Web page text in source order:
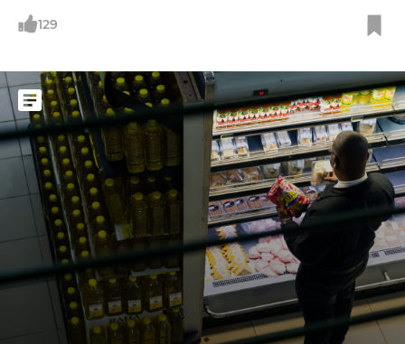
에 따라 거래를 기록했다. 그러나 사회가 발전하고 거래가 복잡해지면서
기로 결정했다. 이것이
129